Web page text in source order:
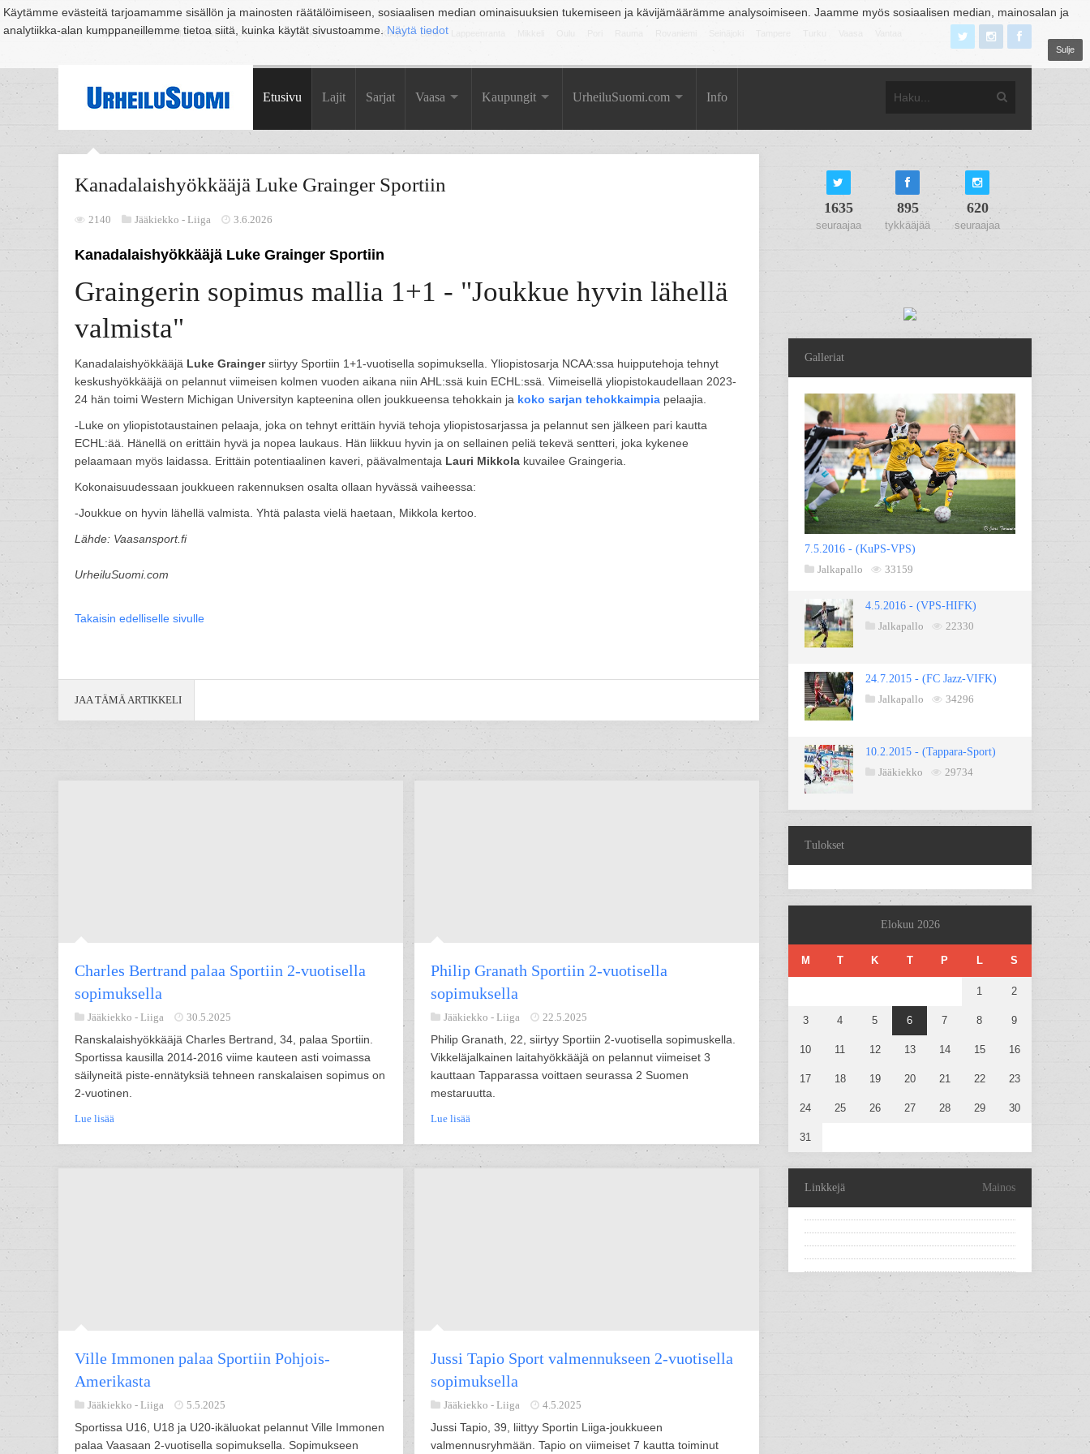
Käytämme evästeitä tarjoamamme sisällön ja mainosten räätälöimiseen, sosiaalisen median ominaisuuksien tukemiseen ja kävijämäärämme analysoimiseen. Jaamme myös sosiaalisen median, mainosalan ja
analytiikka-alan kumppaneillemme tietoa siitä, kuinka käytät sivustoamme. Näytä tiedot
Sulje
Suomi Espoo Helsinki Hämeenlinna Joensuu Jyväskylä Kouvola Kuopio Lahti
Etusivu Lajit Sarjat Vaasa Kaupungit UrheiluSuomi.com Info
Kanadalaishyökkääjä Luke Grainger Sportiin
2140 Jääkiekko - Liiga 3.6.2026
Kanadalaishyökkääjä Luke Grainger Sportiin
Graingerin sopimus mallia 1+1 - "Joukkue hyvin lähellä
valmista"
Kanadalaishyökkääjä Luke Graingersiirtyy Sportiin 1+1-vuotisella sopimuksella. Yliopistosarja NCAA:ssa huipputehoja tehnyt
keskushyökkääjä on pelannut viimeisen kolmen vuoden aikana niin AHL:ssä kuin ECHL:ssä. Viimeisellä yliopistokaudellaan 2023-
24 hän toimi Western Michigan Universityn kapteenina ollen joukkueensa tehokkain ja koko sarjan tehokkaimpia pelaajia.
-Luke on yliopistotaustainen pelaaja, joka on tehnyt erittäin hyviä tehoja yliopistosarjassa ja pelannut sen jälkeen pari kautta
ECHL:ää. Hänellä on erittäin hyvä ja nopea laukaus. Hän liikkuu hyvin ja on sellainen peliä tekevä sentteri, joka kykenee
pelaamaan myös laidassa. Erittäin potentiaalinen kaveri, päävalmentaja Lauri Mikkola kuvailee Graingeria.
Kokonaisuudessaan joukkueen rakennuksen osalta ollaan hyvässä vaiheessa:
-Joukkue on hyvin lähellä valmista. Yhtä palasta vielä haetaan, Mikkola kertoo.
Lähde: Vaasansport.fi
UrheiluSuomi.com
Takaisin edelliselle sivulle
JAA TÄMÄ ARTIKKELI
Charles Bertrand palaa Sportiin 2-vuotisella
sopimuksella
Jääkiekko - Liiga 30.5.2025
Ranskalaishyökkääjä Charles Bertrand, 34, palaa Sportiin.
Sportissa kausilla 2014-2016 viime kauteen asti voimassa
säilyneitä piste-ennätyksiä tehneen ranskalaisen sopimus on
2-vuotinen.
Lue lisää
Philip Granath Sportiin 2-vuotisella
sopimuksella
Jääkiekko - Liiga 22.5.2025
Philip Granath, 22, siirtyy Sportiin 2-vuotisella sopimuskella.
Vikkeläjalkainen laitahyökkääjä on pelannut viimeiset 3
kauttaan Tapparassa voittaen seurassa 2 Suomen
mestaruutta.
Lue lisää
Ville Immonen palaa Sportiin Pohjois-
Amerikasta
Jääkiekko - Liiga 5.5.2025
Sportissa U16, U18 ja U20-ikäluokat pelannut Ville Immonen
palaa Vaasaan 2-vuotisella sopimuksella. Sopimukseen
Jussi Tapio Sport valmennukseen 2-vuotisella
sopimuksella
Jääkiekko - Liiga 4.5.2025
Jussi Tapio, 39, liittyy Sportin Liiga-joukkueen
valmennusryhmään. Tapio on viimeiset 7 kautta toiminut
1635
seuraajaa
895
tykkääjää
620
seuraajaa
Galleriat
7.5.2016 - (KuPS-VPS)
Jalkapallo
33159
4.5.2016 - (VPS-HIFK)
Jalkapallo
22330
24.7.2015 - (FC Jazz-VIFK)
Jalkapallo
34296
10.2.2015 - (Tappara-Sport)
Jääkiekko
29734
Tulokset
Elokuu 2026
M T K T P L S
1 2
3 4 5 6 7 8 9
10 11 12 13 14 15 16
17 18 19 20 21 22 23
24 25 26 27 28 29 30
31
Linkkejä Mainos